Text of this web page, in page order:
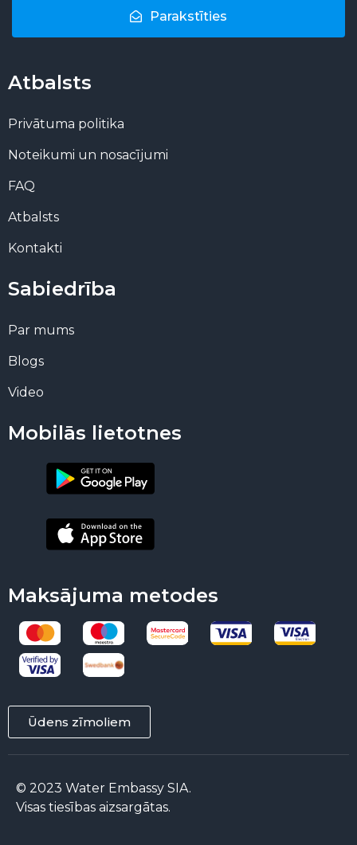
Parakstīties
Atbalsts
Privātuma politika
Noteikumi un nosacījumi
FAQ
Atbalsts
Kontakti
Sabiedrība
Par mums
Blogs
Video
Mobilās lietotnes
Maksājuma metodes
Ūdens zīmoliem
© 2023 Water Embassy SIA.
Visas tiesības aizsargātas.